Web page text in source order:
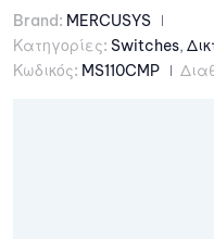
Brand: MERCUSYS
Κατηγορίες: Switches,
Κωδικός: MS110CMP